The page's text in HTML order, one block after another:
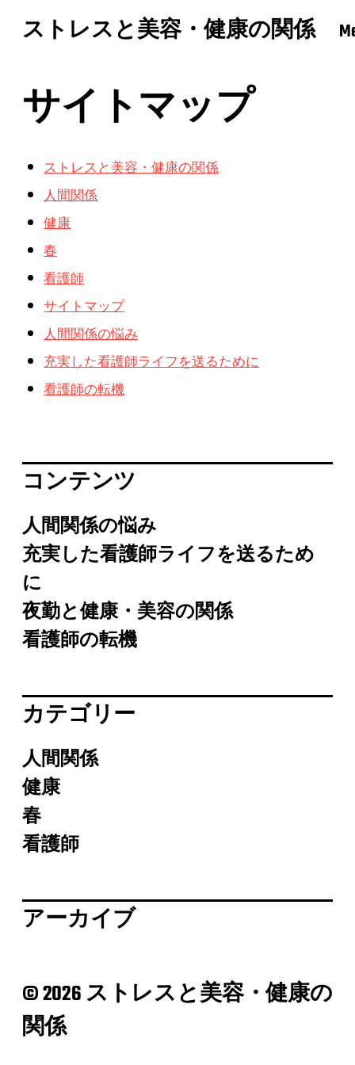
ストレスと美容・健康の関係
サイトマップ
ストレスと美容・健康の関係
人間関係
健康
春
看護師
サイトマップ
人間関係の悩み
充実した看護師ライフを送るために
看護師の転機
コンテンツ
人間関係の悩み
充実した看護師ライフを送るため
に
夜勤と健康・美容の関係
看護師の転機
カテゴリー
人間関係
健康
春
看護師
アーカイブ
© 2026 ストレスと美容・健康の
関係